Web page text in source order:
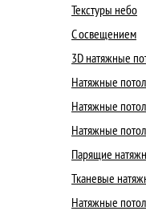
Текстуры небо
С освещением
3D натяжные
Натяжные
Натяжные
Натяжные
Парящие
Тканевые
Натяжные